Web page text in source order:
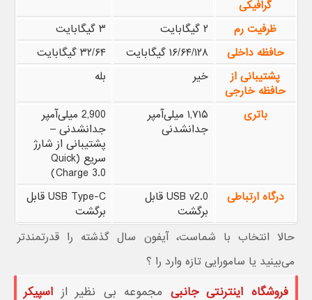
گرافیکی
ظرفیت رم ۲ گیگابایت
۳ گیگابایت
حافظه داخلی
۱۶/۶۴/۱۲۸ گیگابایت
۳۲/۶۴ گیگابایت
پشتیبانی از
حافظه خارجی
خیر بله
باتری
۱,۷۱۵ میلی‌آمپر
جدانشدنی
2,900 میلی‌آمپر
جدانشدنی –
پشتیبانی از شارژ
سریع (Quick
Charge 3.0)
درگاه ارتباطی
USB v2.0 قابل
برگشت
USB Type-C قابل
برگشت
حالا انتخاب با شماست، آیفون سال گذشته را قدرتمندتر
می‌بینید یا سامورایی تازه وارد را ؟
فروشگاه اینترنتی جانبی مجموعه بی نظیر از اسپیکر